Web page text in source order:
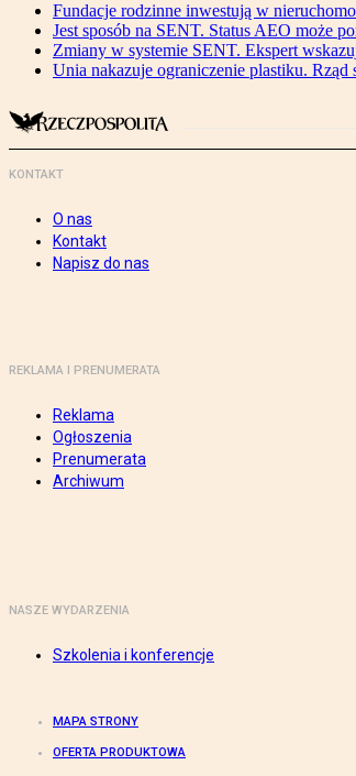
Fundacje rodzinne inwestują w
Jest sposób na SENT. Status AEO może
Zmiany w systemie SENT. Ekspert
Unia nakazuje ograniczenie plastiku.
KONTAKT
O nas
Kontakt
Napisz do nas
REKLAMA I PRENUMERATA
Reklama
Ogłoszenia
Prenumerata
Archiwum
NASZE WYDARZENIA
Szkolenia i konferencje
MAPA STRONY
OFERTA PRODUKTOWA